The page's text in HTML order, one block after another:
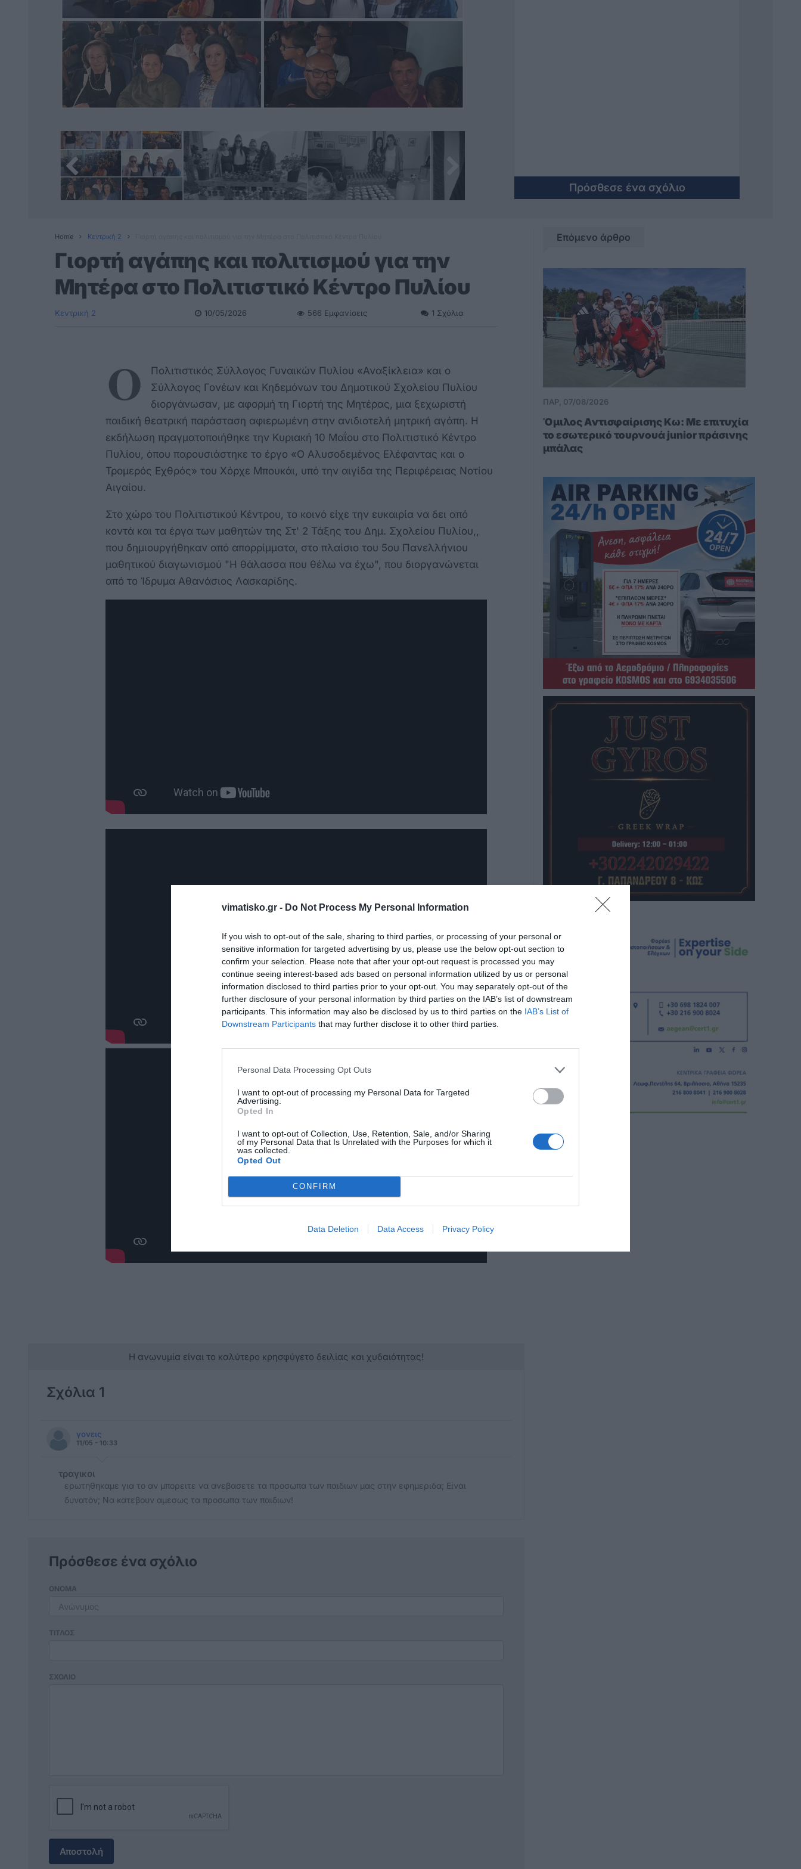
vimatisko.gr - Do Not Process My Personal Information
If you wish to opt-out of the sale, sharing to third parties, or processing of your personal or
sensitive information for targeted advertising by us, please use the below opt-out section to
confirm your selection. Please note that after your opt-out request is processed you may
continue seeing interest-based ads based on personal information utilized by us or personal
information disclosed to third parties prior to your opt-out. You may separately opt-out of the
further disclosure of your personal information by third parties on the IAB’s list of downstream
participants. This information may also be disclosed by us to third parties on the IAB’s List of
Downstream Participants that may further disclose it to other third parties.
Personal Data Processing Opt Outs
I want to opt-out of processing my Personal Data for Targeted
Advertising.
Opted In
I want to opt-out of Collection, Use, Retention, Sale, and/or Sharing
of my Personal Data that Is Unrelated with the Purposes for which it
was collected.
Opted Out
CONFIRM
Data Deletion Data Access Privacy Policy
Πρόσθεσε ένα σχόλιο
Home Κεντρική 2
Γιορτή αγάπης και πολιτισμού για την
Μητέρα στο Πολιτιστικό Κέντρο Πυλίου
Κεντρική 2 10/05/2026 566 Εμφανίσεις 1 Σχόλια
Ο
Πολιτιστικός Σύλλογος Γυναικών Πυλίου «Αναξίκλεια» και ο
Σύλλογος Γονέων και Κηδεμόνων του Δημοτικού Σχολείου Πυλίου
διοργάνωσαν, με αφορμή τη Γιορτή της Μητέρας, μια ξεχωριστή
παιδική θεατρική παράσταση αφιερωμένη στην ανιδιοτελή μητρική αγάπη. Η
εκδήλωση πραγματοποιήθηκε την Κυριακή 10 Μαΐου στο Πολιτιστικό Κέντρο
Πυλίου, όπου παρουσιάστηκε το έργο «Ο Αλυσοδεμένος Ελέφαντας και ο
Τρομερός Εχθρός» του Χόρχε Μπουκάι, υπό την αιγίδα της Περιφέρειας Νοτίου
Αιγαίου.
Στο χώρο του Πολιτιστικού Κέντρου, το κοινό είχε την ευκαιρία να δει από
κοντά και τα έργα των μαθητών της Στ' 2 Τάξης του Δημ. Σχολείου Πυλίου,,
που δημιουργήθηκαν από απορρίμματα, στο πλαίσιο του 5ου Πανελλήνιου
μαθητικού διαγωνισμού "Η θάλασσα που θέλω να έχω", που διοργανώνεται
από το Ίδρυμα Αθανάσιος Λασκαρίδης.
Η ανωνυμία είναι το καλύτερο κρησφύγετο δειλίας και χυδαιότητας!
Σχόλια 1
γονεις
11/05 - 10:33
τραγικοι
ερωτηθηκαμε για το αν μπορειτε να ανεβασετε τα προσωπα των παιδιων μας στην εφημεριδα; Είναι
δυνατόν; Να κατεβουν αμεσως τα προσωπα των παιδιων!
Πρόσθεσε ένα σχόλιο
ΟΝΟΜΑ
ΤΙΤΛΟΣ
ΣΧΟΛΙΟ
Αποστολή
Επόμενο άρθρο
ΠΑΡ, 07/08/2026
Όμιλος Αντισφαίρισης Κω: Με επιτυχία
το εσωτερικό τουρνουά junior πράσινης
μπάλας